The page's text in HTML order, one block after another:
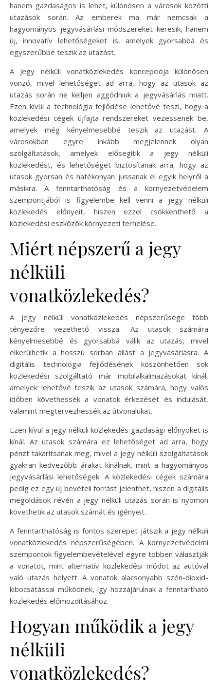
hanem gazdaságos is lehet, különösen a városok közötti
utazások során. Az emberek ma már nemcsak a
hagyományos jegyvásárlási módszereket keresik, hanem
új, innovatív lehetőségeket is, amelyek gyorsabbá és
egyszerűbbé teszik az utazást.
A jegy nélküli vonatközlekedés koncepciója különösen
vonzó, mivel lehetőséget ad arra, hogy az utasok az
utazás során ne kelljen aggódniuk a jegyvásárlás miatt.
Ezen kívül a technológia fejlődése lehetővé teszi, hogy a
közlekedési cégek újfajta rendszereket vezessenek be,
amelyek még kényelmesebbé teszik az utazást. A
városokban egyre inkább megjelennek olyan
szolgáltatások, amelyek elősegítik a jegy nélküli
közlekedést, és lehetőséget biztosítanak arra, hogy az
utasok gyorsan és hatékonyan jussanak el egyik helyről a
másikra. A fenntarthatóság és a környezetvédelem
szempontjából is figyelembe kell venni a jegy nélküli
közlekedés előnyeit, hiszen ezzel csökkenthető a
közlekedési eszközök környezeti terhelése.
Miért népszerű a jegy
nélküli
vonatközlekedés?
A jegy nélküli vonatközlekedés népszerűsége több
tényezőre vezethető vissza. Az utasok számára
kényelmesebbé és gyorsabbá válik az utazás, mivel
elkerülhetik a hosszú sorban állást a jegyvásárlásra. A
digitális technológia fejlődésének köszönhetően sok
közlekedési szolgáltató már mobilalkalmazásokat kínál,
amelyek lehetővé teszik az utasok számára, hogy valós
időben követhessék a vonatok érkezését és indulását,
valamint megtervezhessék az útvonalukat.
Ezen kívül a jegy nélküli közlekedés gazdasági előnyöket is
kínál. Az utasok számára ez lehetőséget ad arra, hogy
pénzt takarítsanak meg, mivel a jegy nélküli szolgáltatások
gyakran kedvezőbb árakat kínálnak, mint a hagyományos
jegyvásárlási lehetőségek. A közlekedési cégek számára
pedig ez egy új bevételi forrást jelenthet, hiszen a digitális
megoldások révén a jegy nélküli utazás során is nyomon
követhetik az utasok számát és igényeit.
A fenntarthatóság is fontos szerepet játszik a jegy nélküli
vonatközlekedés népszerűségében. A környezetvédelmi
szempontok figyelembevételével egyre többen választják
a vonatot, mint alternatív közlekedési módot az autóval
való utazás helyett. A vonatok alacsonyabb szén-dioxid-
kibocsátással működnek, így hozzájárulnak a fenntartható
közlekedés előmozdításához.
Hogyan működik a jegy
nélküli
vonatközlekedés?